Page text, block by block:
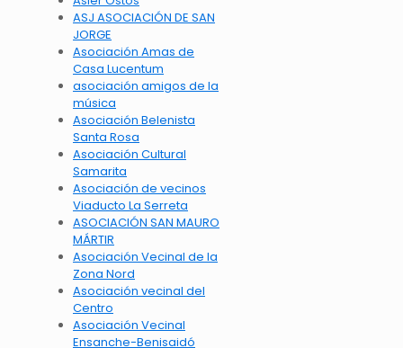
ASJ ASOCIACIÓN DE SAN
JORGE
Asociación Amas de
Casa Lucentum
asociación amigos de la
música
Asociación Belenista
Santa Rosa
Asociación Cultural
Samarita
Asociación de vecinos
Viaducto La Serreta
ASOCIACIÓN SAN MAURO
MÁRTIR
Asociación Vecinal de la
Zona Nord
Asociación vecinal del
Centro
Asociación Vecinal
Ensanche-Benisaidó